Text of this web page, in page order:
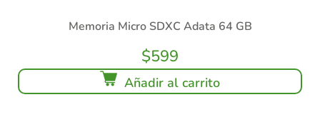
Memoria Micro SDXC Adata 64 GB
$599
Añadir al carrito